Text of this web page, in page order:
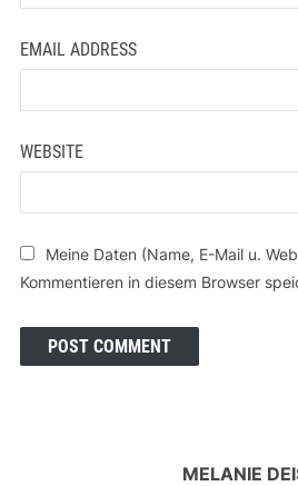
EMAIL ADDRESS
WEBSITE
Meine Daten (Name, E-Mail u.
Kommentieren in diesem Browser
MELANIE